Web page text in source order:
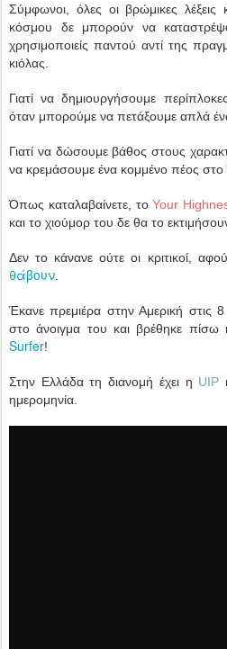
Σύμφωνοι, όλες οι βρώμικες
κόσμου δε μπορούν να
χρησιμοποιείς παντού αντί της
κιόλας.
Γιατί να δημιουργήσουμε
όταν μπορούμε να πετάξουμε απλά
Γιατί να δώσουμε βάθος στους
να κρεμάσουμε ένα κομμένο πέος
Όπως καταλαβαίνετε, τοYour
και το χιούμορ του δε θα το
Δεν το κάνανε ούτε οι κριτικοί, αφού
θάβουν
Έκανε πρεμιέρα στην Αμερική στις
στο άνοιγμα του και βρέθηκε πίσω
Surfer!
Στην Ελλάδα τη διανομή έχει η UIP
ημερομηνία.